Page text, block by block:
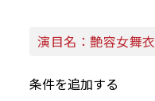
演目名：艶容女舞衣
条件を追加する